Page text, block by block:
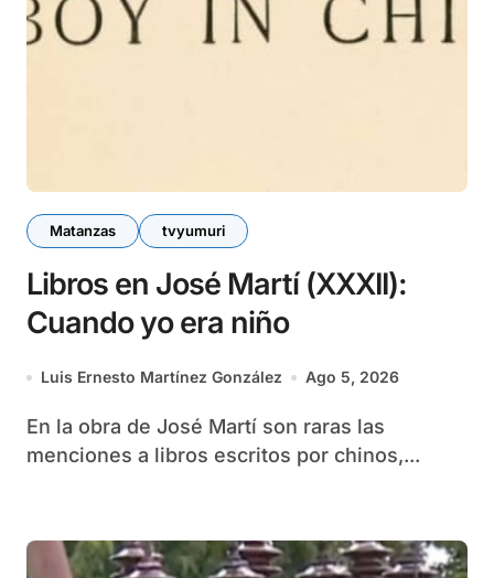
Matanzas tvyumuri
Libros en José Martí (XXXII):
Cuando yo era niño
Luis Ernesto Martínez González Ago 5, 2026
En la obra de José Martí son raras las
menciones a libros escritos por chinos,...